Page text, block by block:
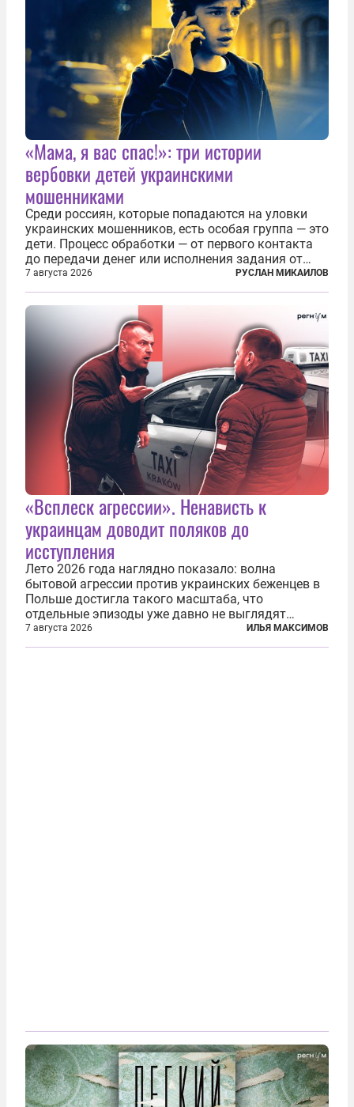
«Мама, я вас спас!»: три истории
вербовки детей украинскими
мошенниками
Среди россиян, которые попадаются на уловки
украинских мошенников, есть особая группа — это
дети. Процесс обработки — от первого контакта
до передачи денег или исполнения задания от
кураторов может занять от двух часов до
нескольких месяцев. Детей превращают в
послушных исполнителей, которые...
7 августа 2026 РУСЛАН МИКАИЛОВ
«Всплеск агрессии». Ненависть к
украинцам доводит поляков до
исступления
Лето 2026 года наглядно показало: волна
бытовой агрессии против украинских беженцев в
Польше достигла такого масштаба, что
отдельные эпизоды уже давно не выглядят
случайными. Поляки, судя по происходящему,
буквально теряют рассудок от ненависти к
7 августа 2026 ИЛЬЯ МАКСИМОВ